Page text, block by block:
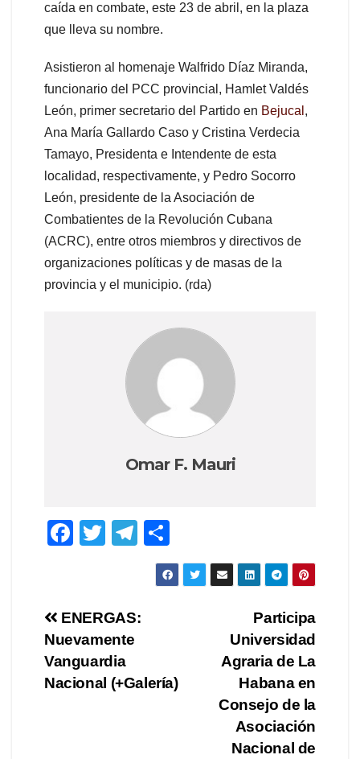
caída en combate, este 23 de abril, en la plaza
que lleva su nombre.
Asistieron al homenaje Walfrido Díaz Miranda,
funcionario del PCC provincial, Hamlet Valdés
León, primer secretario del Partido en Bejucal ,
Ana María Gallardo Caso y Cristina Verdecia
Tamayo, Presidenta e Intendente de esta
localidad, respectivamente, y Pedro Socorro
León, presidente de la Asociación de
Combatientes de la Revolución Cubana
(ACRC), entre otros miembros y directivos de
organizaciones políticas y de masas de la
provincia y el municipio. (rda)
Omar F. Mauri
F
e
b
o
o
T
er
T
el
gr
h
ar
Post
navigation
Participa
Universidad
Agraria de La
Habana en
Consejo de la
Asociación
Nacional de
ENERGAS:
Nuevamente
Vanguardia
Nacional (+Galería)